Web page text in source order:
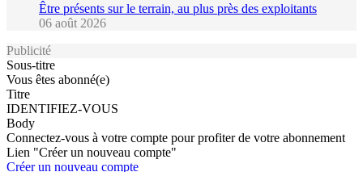
Être présents sur le terrain, au plus près des exploitants
06 août 2026
Publicité
Sous-titre
Vous êtes abonné(e)
Titre
IDENTIFIEZ-VOUS
Body
Connectez-vous à votre compte pour profiter de votre abonnement
Lien "Créer un nouveau compte"
Créer un nouveau compte